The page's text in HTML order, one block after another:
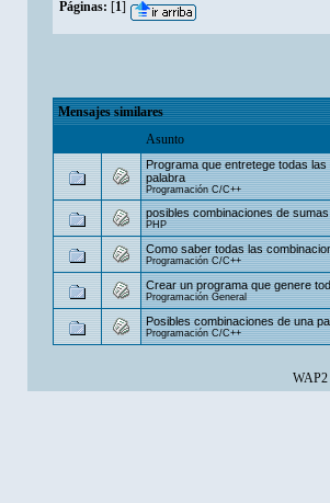
Páginas: [1]
Mensajes similares
Asunto
Programa que entretege todas
palabra
Programación C/C++
posibles combinaciones de
PHP
Como saber todas las
Programación C/C++
Crear un programa que genere
Programación General
Posibles combinaciones de una
Programación C/C++
WAP2